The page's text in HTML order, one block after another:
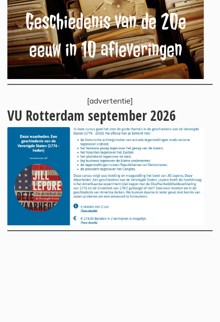
[advertentie]
VU Rotterdam september 2026